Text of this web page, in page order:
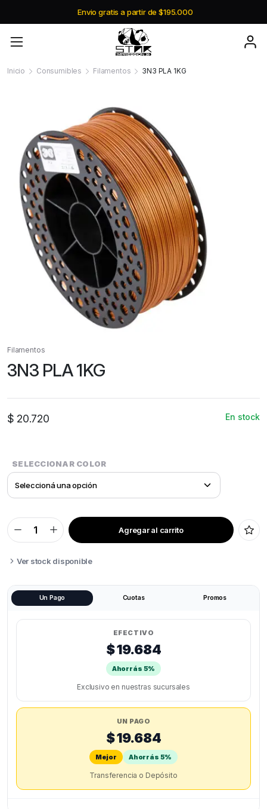
Envio gratis a partir de $195.000
Inicio Consumibles Filamentos 3N3 PLA 1KG
Filamentos
3N3 PLA 1KG
$ 20.720 En stock
SELECCIONAR COLOR
3N3
PLA
quantity
Agregar al carrito
Ver stock disponible
Un Pago Cuotas Promos
EFECTIVO
$ 19.684
Ahorrás 5%
Exclusivo en nuestras sucursales
UN PAGO
$ 19.684
Mejor Ahorrás 5%
Transferencia o Depósito